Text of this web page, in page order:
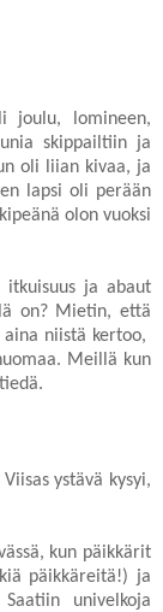
joulu, lomineen,
skippailtiin ja
oli liian kivaa, ja
lapsi oli perään
olon vuoksi
ja abaut
on? Mietin, että
niistä kertoo,
Meillä kun
ystävä kysyi,
kun päikkärit
päikkäreitä!) ja
univelkoja